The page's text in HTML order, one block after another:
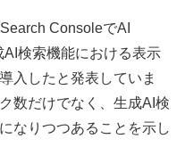
ConsoleでAI
検索機能における表示
入したと発表していま
数だけでなく、生成AI検
なりつつあることを示し